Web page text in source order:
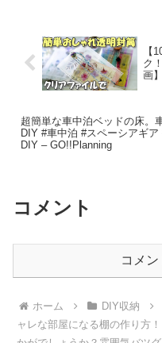
【
ク
画
超簡単な車中泊ベッドの床。
DIY #車中泊 #スペーシアギア
DIY – GO!!Planning
コメント
コメ
ホーム DIY収納
ャレな部屋になる棚の作り方